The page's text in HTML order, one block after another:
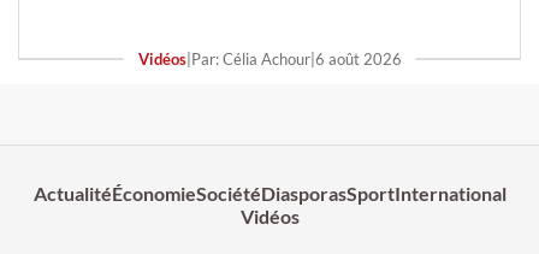
Vidéos|Par: Célia Achour|6 août 2026
ActualitéÉconomieSociétéDiasporasSportInternational
Vidéos